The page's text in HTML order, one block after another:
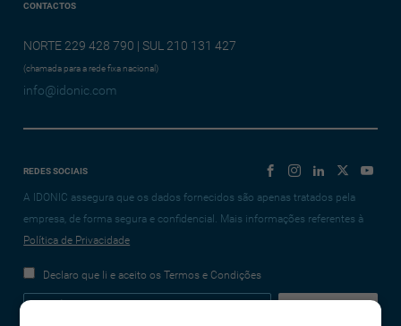
CONTACTOS
NORTE 229 428 790 | SUL 210 131 427
(chamada para a rede fixa nacional)
info@idonic.com
REDES SOCIAIS
A IDONIC assegura que os dados fornecidos são apenas tratados pela
empresa, de forma segura e confidencial. Mais informações referentes à
Política de Privacidade
Declaro que li e aceito os Termos e Condições